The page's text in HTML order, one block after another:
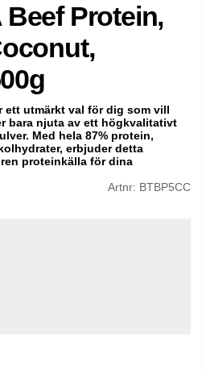
Protein,
ett utmärkt val för dig som vill
bara njuta av ett högkvalitativt
Med hela 87% protein,
erbjuder detta
proteinkälla för dina
Artnr: BTBP5CC